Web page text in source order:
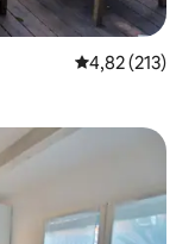
Средна
4,82 (213)